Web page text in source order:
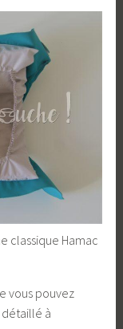
classique Hamac
vous pouvez
à